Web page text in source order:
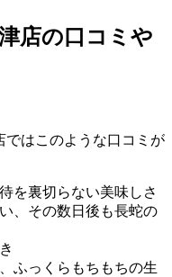
店の口コミや
はこのような口コミが
を裏切らない美味しさ
、その数日後も長蛇の
ふっくらもちもちの生